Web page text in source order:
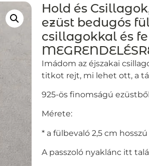
Hold és
ezüst bedugós
csillagokkal és
Imádom az éjszakai
titkot rejt, mi lehet ott, a
925-ös finomságú
Mérete:
* a fülbevaló 2,5 cm hosszú
A passzoló nyaklánc itt